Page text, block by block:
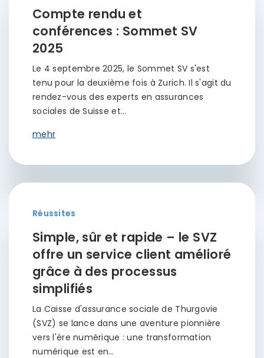
Compte rendu et
conférences : Sommet SV
2025
Le 4 septembre 2025, le Sommet SV s'est
tenu pour la deuxième fois à Zurich. Il s'agit du
rendez-vous des experts en assurances
sociales de Suisse et…
mehr
Réussites
Simple, sûr et rapide – le SVZ
offre un service client amélioré
grâce à des processus
simplifiés
La Caisse d'assurance sociale de Thurgovie
(SVZ) se lance dans une aventure pionnière
vers l'ère numérique : une transformation
numérique est en…